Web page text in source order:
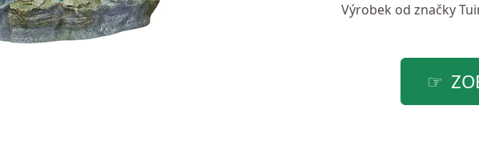
Výrobek od značky